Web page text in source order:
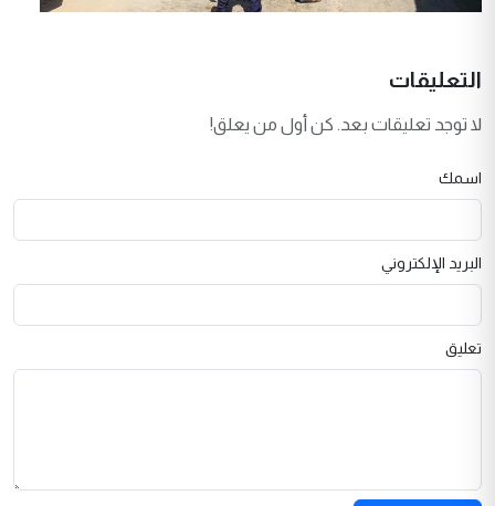
التعليقات
لا توجد تعليقات بعد. كن أول من يعلق!
اسمك
البريد الإلكتروني
تعليق